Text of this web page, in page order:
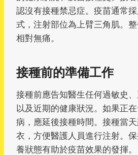
認沒有接種禁忌症。疫苗通常
式，注射部位為上臂三角肌。
相對無痛。
接種前的準備工作
接種前應告知醫生任何過敏史
以及近期的健康狀況。如果正
病，應延後接種時間。接種當
衣，方便醫護人員進行注射。
養狀態有助於疫苗效果的發揮。